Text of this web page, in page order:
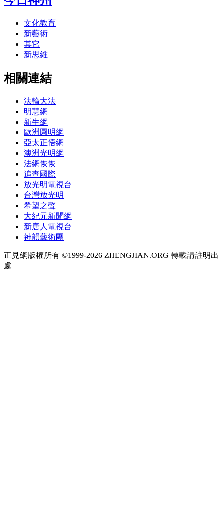
文化教育
新藝術
其它
新思維
相關連結
法輪大法
明慧網
新生網
歐洲圓明網
亞太正悟網
澳洲光明網
法網恢恢
追查國際
放光明電視台
台灣放光明
希望之聲
大紀元新聞網
新唐人電視台
神韻藝術團
正見網版權所有 ©1999-2026 ZHENGJIAN.ORG 轉載請註明出
處